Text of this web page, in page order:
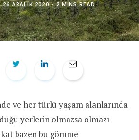
26 ARALIK 2020 2 MINS READ
ve her türlü yaşam alanlarında
yerlerin olmazsa olmazı
bazen bu gömme